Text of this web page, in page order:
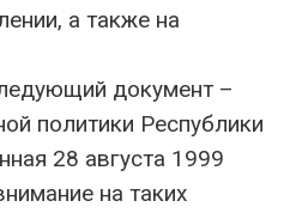
а также на
документ –
политики Республики
28 августа 1999
на таких